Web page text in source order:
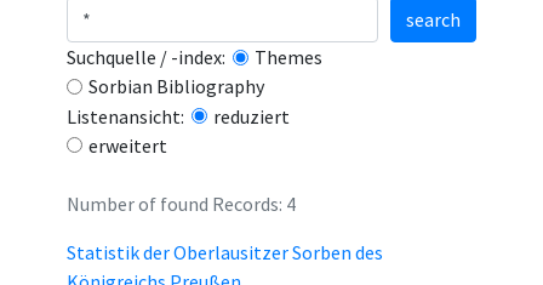
Suchquelle / -index:
Themes
Sorbian Bibliography
Listenansicht:
reduziert
erweitert
search
Number of found Records: 4
Statistik der Oberlausitzer Sorben des